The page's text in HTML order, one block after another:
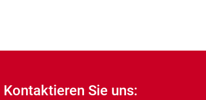
Kontaktieren Sie uns: